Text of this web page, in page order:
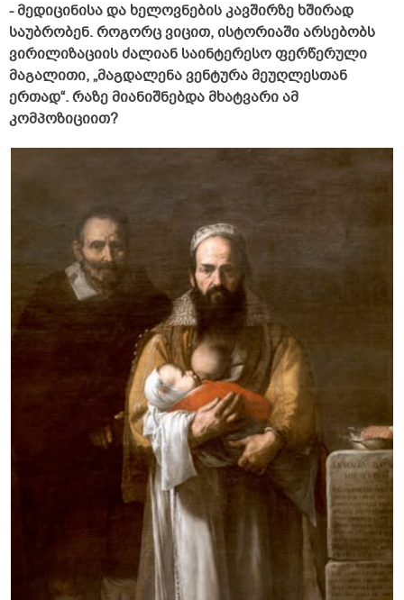
- მედიცინისა და ხელოვნების კავშირზე ხშირად
საუბრობენ. როგორც ვიცით, ისტორიაში არსებობს
ვირილიზაციის ძალიან საინტერესო ფერწერული
მაგალითი, „მაგდალენა ვენტურა მეუღლესთან
ერთად“. რაზე მიანიშნებდა მხატვარი ამ
კომპოზიციით?